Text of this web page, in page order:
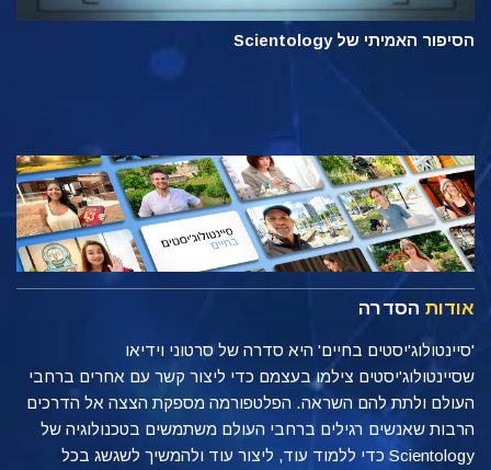
הסיפור האמיתי של Scientology
אודות הסדרה
'סיינטולוג'יסטים בחיים' היא סדרה של סרטוני וידיאו
שסיינטולוג'יסטים צילמו בעצמם כדי ליצור קשר עם אחרים ברחבי
העולם ולתת להם השראה. הפלטפורמה מספקת הצצה אל הדרכים
הרבות שאנשים רגילים ברחבי העולם משתמשים בטכנולוגיה של
Scientology כדי ללמוד עוד, ליצור עוד ולהמשיך לשגשג בכל